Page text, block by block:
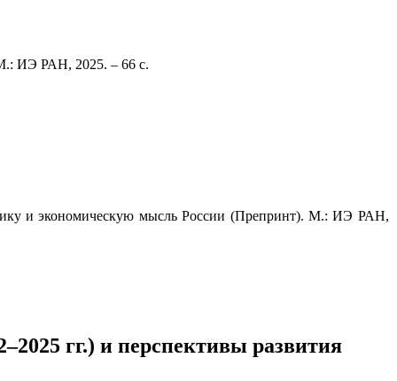
М.: ИЭ РАН, 2025. – 66 с.
и экономическую мысль России (Препринт). М.: ИЭ РАН,
гг.) и перспективы развития